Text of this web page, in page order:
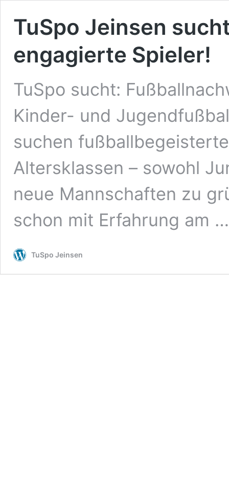
TuSpo Jeinsen
engagierte Spieler!
TuSpo sucht:
Kinder- und
suchen
Altersklassen – sowohl
neue Mannschaften zu
schon mit Erfahrung am
TuSpo Jeinsen